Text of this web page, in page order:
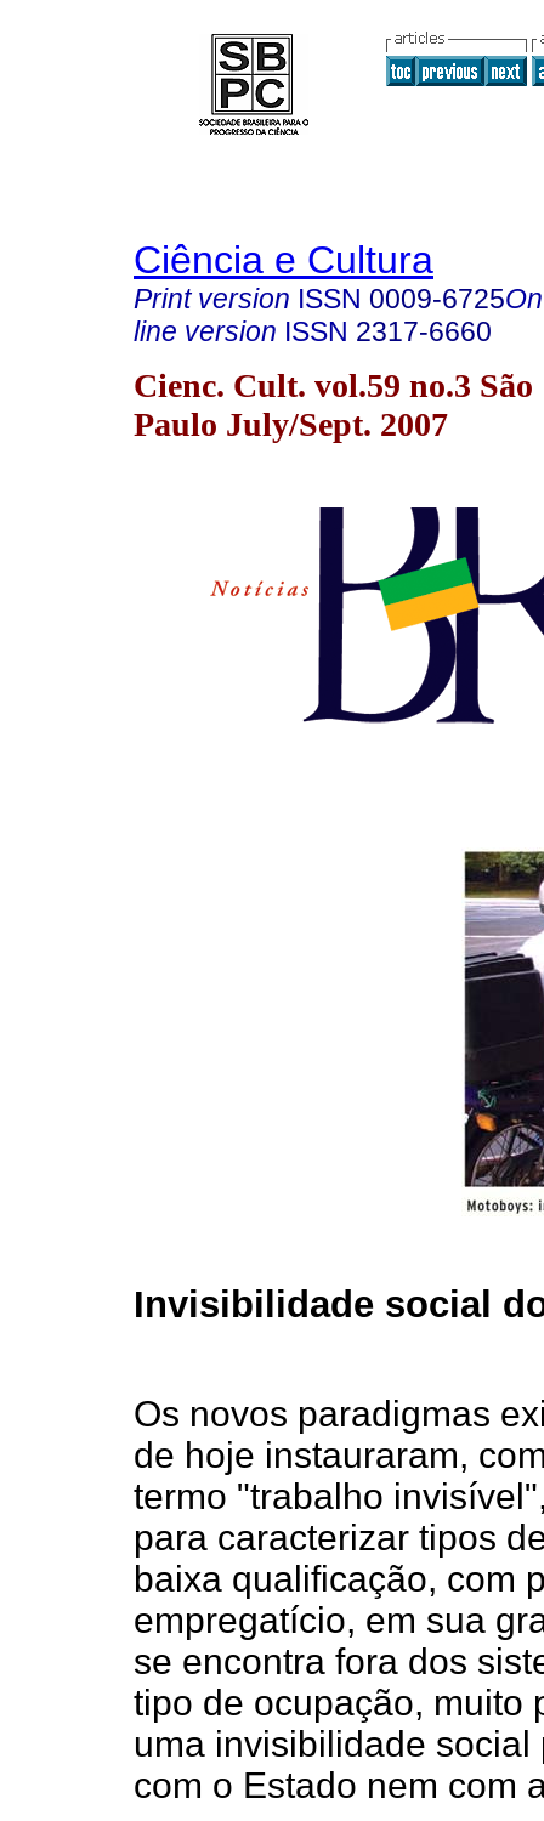
Ciência e Cultura
Print version ISSN 0009-6725
line version ISSN 2317-6660
Cienc. Cult. vol.59 no.3 São
Paulo July/Sept. 2007
Invisibilidade social
Os novos paradigmas
de hoje instauraram,
termo "trabalho
para caracterizar tipos
baixa qualificação, com
empregatício, em sua
se encontra fora dos
tipo de ocupação, muito
uma invisibilidade
com o Estado nem com